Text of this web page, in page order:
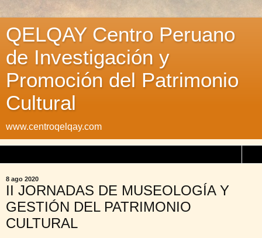
QELQAY Centro Peruano
de Investigación y
Promoción del Patrimonio
Cultural
www.centroqelqay.com
8 ago 2020
II JORNADAS DE MUSEOLOGÍA Y
GESTIÓN DEL PATRIMONIO
CULTURAL